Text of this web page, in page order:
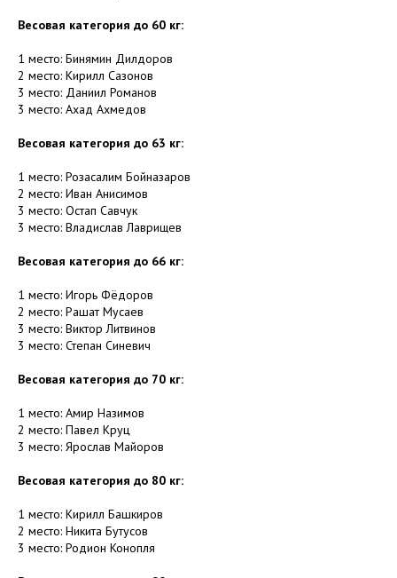
Весовая категория до 60 кг:
1 место: Бинямин Дилдоров
2 место: Кирилл Сазонов
3 место: Даниил Романов
3 место: Ахад Ахмедов
Весовая категория до 63 кг:
1 место: Розасалим Бойназаров
2 место: Иван Анисимов
3 место: Остап Савчук
3 место: Владислав Лаврищев
Весовая категория до 66 кг:
1 место: Игорь Фёдоров
2 место: Рашат Мусаев
3 место: Виктор Литвинов
3 место: Степан Синевич
Весовая категория до 70 кг:
1 место: Амир Назимов
2 место: Павел Круц
3 место: Ярослав Майоров
Весовая категория до 80 кг:
1 место: Кирилл Башкиров
2 место: Никита Бутусов
3 место: Родион Конопля